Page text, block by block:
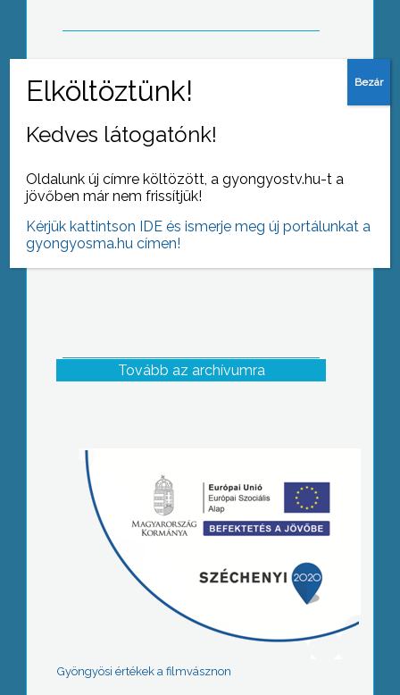
Lapja olvasói ismerhetik, hiszen az
újságban rendszeresen jelennek meg
Tovább az archívumra
Gyöngyösi értékek a filmvásznon
Kedves látogatónk!
Oldalunk új címre költözött, a gyongyostv.hu-t a
jövőben már nem frissítjük!
Kérjük kattintson IDE és ismerje meg új portálunkat a
gyongyosma.hu címen!